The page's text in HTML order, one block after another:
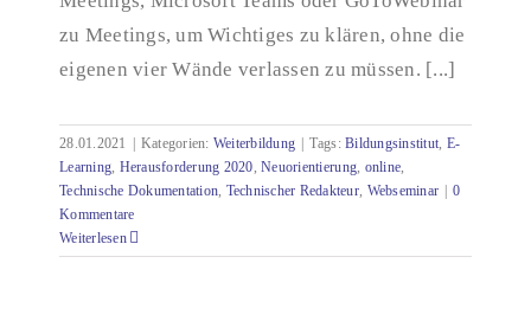
zu Meetings, um Wichtiges zu klären, ohne die
eigenen vier Wände verlassen zu müssen. [...]
28.01.2021 Kategorien: Weiterbildung Tags:Bildungsinstitut, E-
Learning, Herausforderung 2020,Neuorientierung, online,
Technische Dokumentation, Technischer Redakteur, Webseminar
0
Kommentare
Weiterlesen